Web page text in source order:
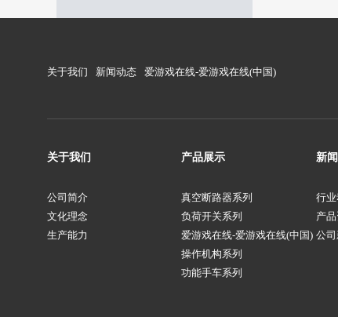
关于我们 新闻动态 爱游戏在线-爱游戏在线(中国)
关于我们
公司简介
文化理念
生产能力
产品展示
真空断路器系列
负荷开关系列
爱游戏在线-爱游戏在线(中国)
操作机构系列
功能手车系列
新
行
产
公